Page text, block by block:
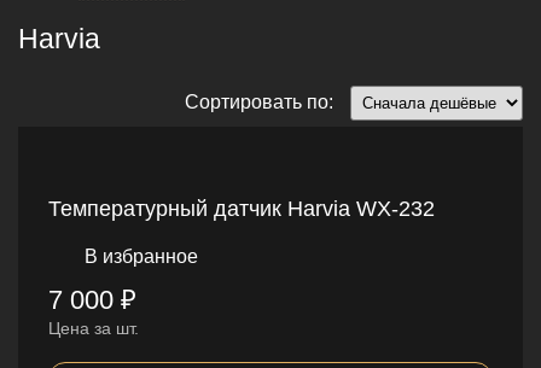
Harvia
Сортировать по:
Температурный датчик Harvia WX-232
В избранное
7 000 ₽
Цена за шт.